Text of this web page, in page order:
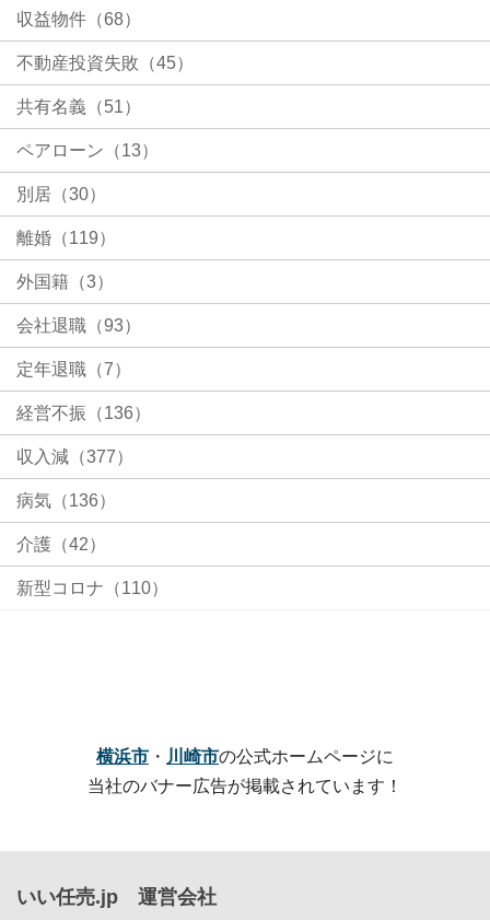
収益物件（68）
不動産投資失敗（45）
共有名義（51）
ペアローン（13）
別居（30）
離婚（119）
外国籍（3）
会社退職（93）
定年退職（7）
経営不振（136）
収入減（377）
病気（136）
介護（42）
新型コロナ（110）
横浜市 ・ 川崎市の公式ホームページに
当社のバナー広告が掲載されています！
いい任売.jp 運営会社